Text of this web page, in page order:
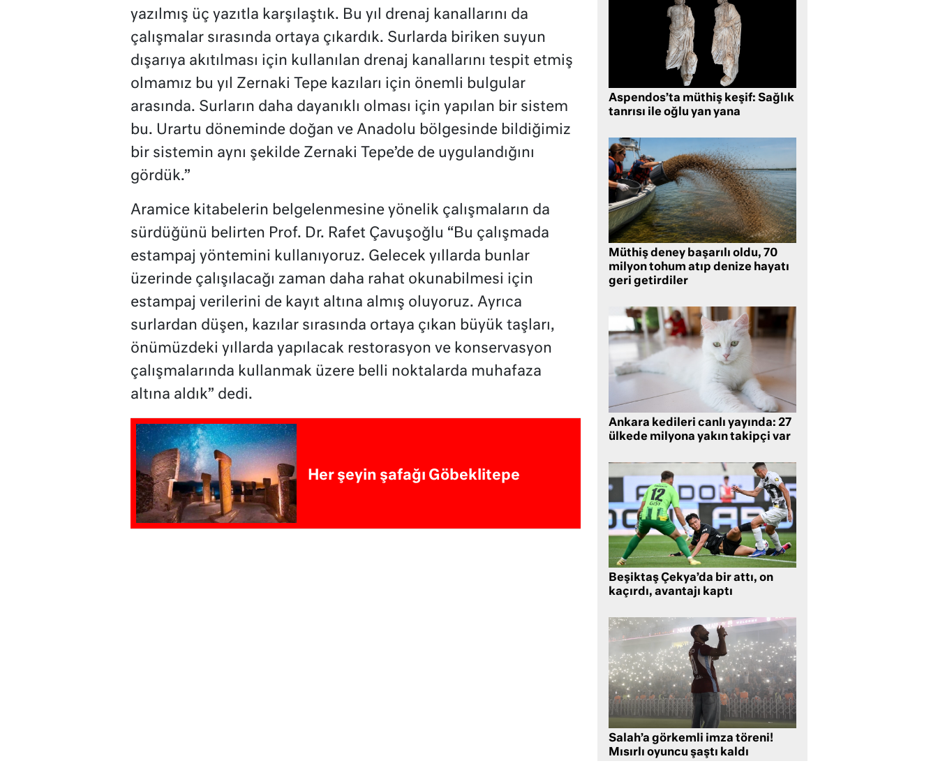
yazılmış üç yazıtla karşılaştık. Bu yıl drenaj kanallarını da
çalışmalar sırasında ortaya çıkardık. Surlarda biriken suyun
dışarıya akıtılması için kullanılan drenaj kanallarını tespit etmiş
olmamız bu yıl Zernaki Tepe kazıları için önemli bulgular
arasında. Surların daha dayanıklı olması için yapılan bir sistem
bu. Urartu döneminde doğan ve Anadolu bölgesinde bildiğimiz
bir sistemin aynı şekilde Zernaki Tepe’de de uygulandığını
gördük.”
Aramice kitabelerin belgelenmesine yönelik çalışmaların da
sürdüğünü belirten Prof. Dr. Rafet Çavuşoğlu “Bu çalışmada
estampaj yöntemini kullanıyoruz. Gelecek yıllarda bunlar
üzerinde çalışılacağı zaman daha rahat okunabilmesi için
estampaj verilerini de kayıt altına almış oluyoruz. Ayrıca
surlardan düşen, kazılar sırasında ortaya çıkan büyük taşları,
önümüzdeki yıllarda yapılacak restorasyon ve konservasyon
çalışmalarında kullanmak üzere belli noktalarda muhafaza
altına aldık” dedi.
Her şeyin şafağı Göbeklitepe
Aspendos’ta müthiş keşif: Sağlık
tanrısı ile oğlu yan yana
Müthiş deney başarılı oldu, 70
milyon tohum atıp denize hayatı
geri getirdiler
Ankara kedileri canlı yayında: 27
ülkede milyona yakın takipçi var
Beşiktaş Çekya’da bir attı, on
kaçırdı, avantajı kaptı
Salah’a görkemli imza töreni!
Mısırlı oyuncu şaştı kaldı